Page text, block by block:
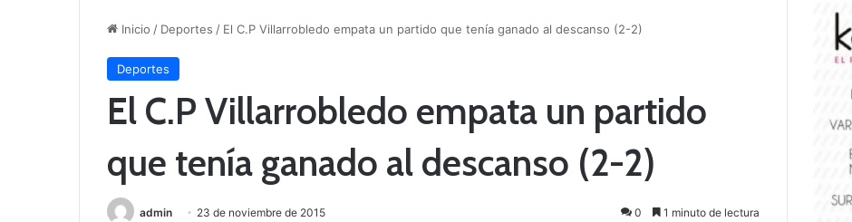
Inicio / Deportes / El C.P Villarrobledo empata un partido que tenía ganado al descanso (2-2)
Deportes
El C.P Villarrobledo empata un partido
que tenía ganado al descanso (2-2)
admin 23 de noviembre de 2015 0 1 minuto de lectura